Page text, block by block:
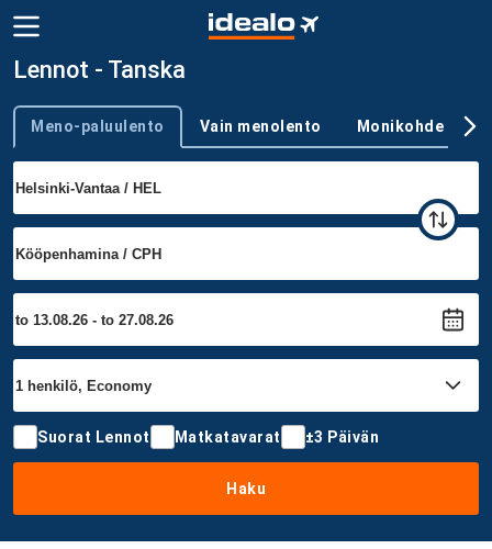
Lennot - Tanska
Trip type
Meno-paluulento Vain menolento Monikohde
Suorat Lennot Matkatavarat ±3 Päivän
Haku